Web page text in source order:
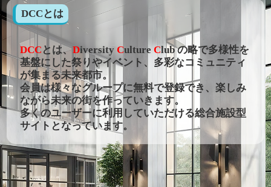
DCCとは
DCC とは、DiversityCultureClub の略で多様性を
基盤にした祭りやイベント、多彩なコミュニティ
が集まる未来都市。
会員は様々なグループに無料で登録でき、楽しみ
ながら未来の街を作っていきます。
多くのユーザーに利用していただける総合施設型
サイトとなっています。